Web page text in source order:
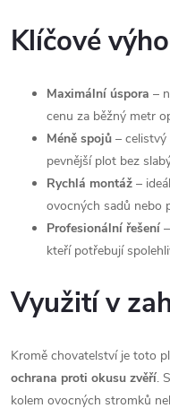
Klíčové
Maximální úspora –
cenu za běžný metr
Méně spojů –
pevnější plot bez
Rychlá montáž –
ovocných sadů nebo
Profesionální řešení
kteří potřebují
Využití v
Kromě chovatelství je toto
ochrana proti okusu zvěří.
kolem ovocných stromků